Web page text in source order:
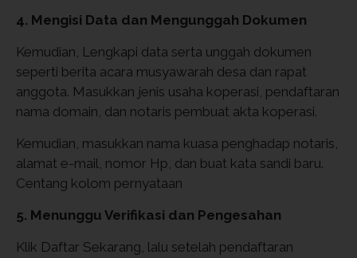
4. Mengisi Data dan Mengunggah Dokumen
Kemudian, Lengkapi data serta unggah dokumen
seperti berita acara musyawarah desa dan rapat
anggota. Masukkan jenis usaha koperasi, pendaftaran
nama domain, dan notaris pembuat akta koperasi.
Kemudian, masukkan nama kuasa penghadap notaris,
alamat e-mail, nomor Hp, dan buat kata sandi baru.
Centang kolom pernyataan
5. Menunggu Verifikasi dan Pengesahan
Klik Daftar Sekarang, lalu setelah pendaftaran